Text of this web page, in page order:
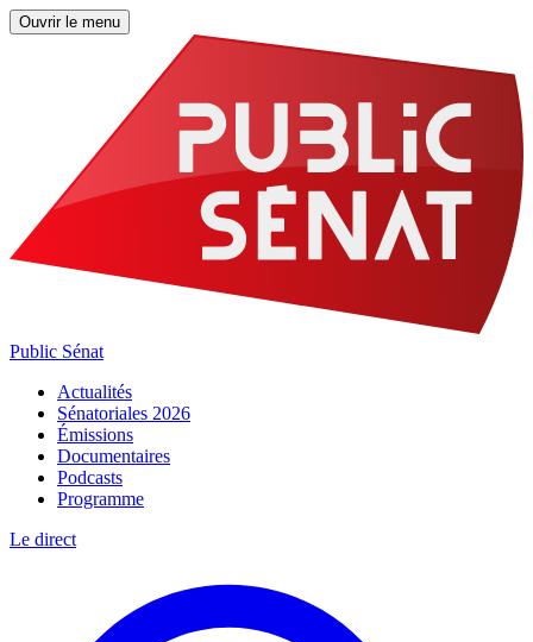
Ouvrir le menu
Public Sénat
Actualités
Sénatoriales 2026
Émissions
Documentaires
Podcasts
Programme
Le direct